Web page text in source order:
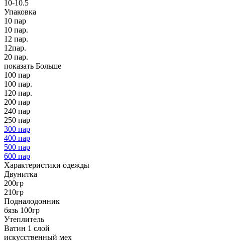
10-10.5
Упаковка
10 пар
10 пар.
12 пар.
12пар.
20 пар.
показать Больше
100 пар
100 пар.
120 пар.
200 пар
240 пар
250 пар
300 пар
400 пар
500 пар
600 пар
Характеристики одежды
Двунитка
200гр
210гр
Подналодонник
бязь 100гр
Утеплитель
Ватин 1 слой
искусственный мех